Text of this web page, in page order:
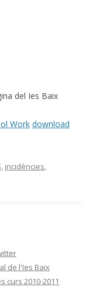
del Ies Baix
Work download
, incidències,
de l'Ies Baix
curs 2010-2011